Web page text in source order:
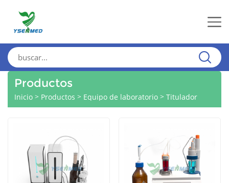
Productos
Inicio > Productos > Equipo de laboratorio > Titulador